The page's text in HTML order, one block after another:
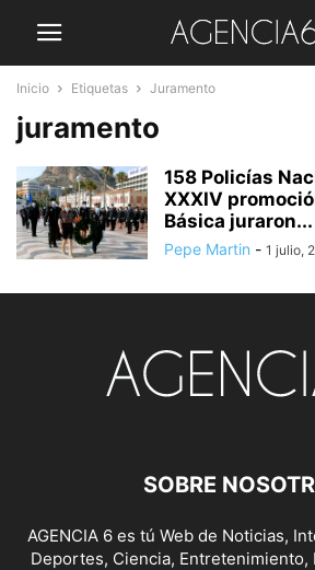
Inicio Etiquetas Juramento
juramento
158 Policías
XXXIV
Básica juraron...
Pepe Martin - 1 julio,
SOBRE
AGENCIA 6 es tú Web de Noticias,
Deportes, Ciencia, Entretenimiento,